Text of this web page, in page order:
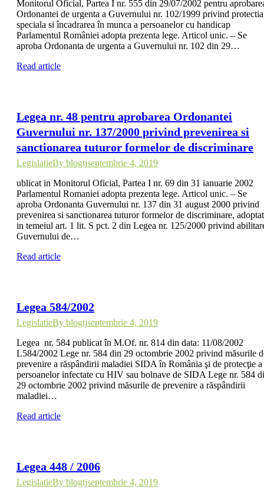
Monitorul Oficial, Partea I nr. 555 din 29/07/2002 pentru
Ordonantei de urgenta a Guvernului nr. 102/1999 privind protectia
speciala si încadrarea în munca a persoanelor cu handicap
Parlamentul României adopta prezenta lege. Articol unic. – Se
aproba Ordonanta de urgenta a Guvernului nr. 102 din 29…
Read article
Legea nr. 48 pentru aprobarea Ordonantei
Guvernului nr. 137/2000 privind prevenirea si
sanctionarea tuturor formelor de discriminare
LegislatieBy blogtjseptembrie 4, 2019
ublicat in Monitorul Oficial, Partea I nr. 69 din 31 ianuarie 2002
Parlamentul Romaniei adopta prezenta lege. Articol unic. – Se
aproba Ordonanta Guvernului nr. 137 din 31 august 2000 privind
prevenirea si sanctionarea tuturor formelor de discriminare,
in temeiul art. 1 lit. S pct. 2 din Legea nr. 125/2000 privind
Guvernului de…
Read article
Legea 584/2002
LegislatieBy blogtjseptembrie 4, 2019
Legea nr. 584 publicat în M.Of. nr. 814 din data: 11/08/2002
L584/2002 Lege nr. 584 din 29 octombrie 2002 privind măsurile
prevenire a răspândirii maladiei SIDA în România şi de protecţie a
persoanelor infectate cu HIV sau bolnave de SIDA Lege nr. 584
29 octombrie 2002 privind măsurile de prevenire a răspândirii
maladiei…
Read article
Legea 448 / 2006
LegislatieBy blogtjseptembrie 4, 2019